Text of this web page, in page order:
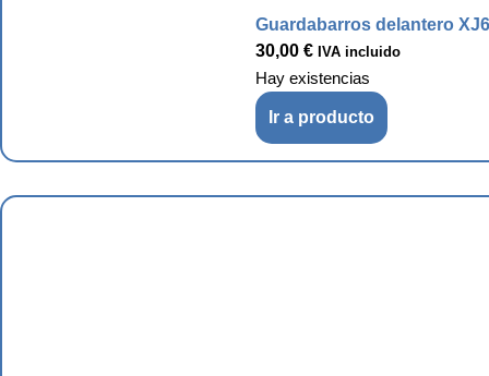
Guardabarros delantero
30,00 € IVA incluido
Hay existencias
Ir a producto